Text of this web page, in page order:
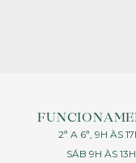
2ª A 6ª, 9H ÀS
SÁB 9H ÀS 13H